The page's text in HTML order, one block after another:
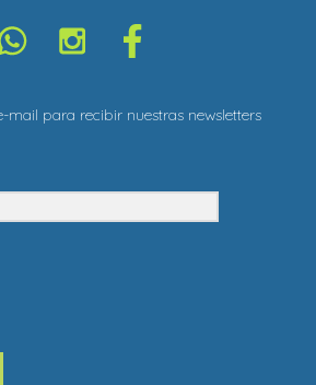
mail para recibir nuestras newsletters